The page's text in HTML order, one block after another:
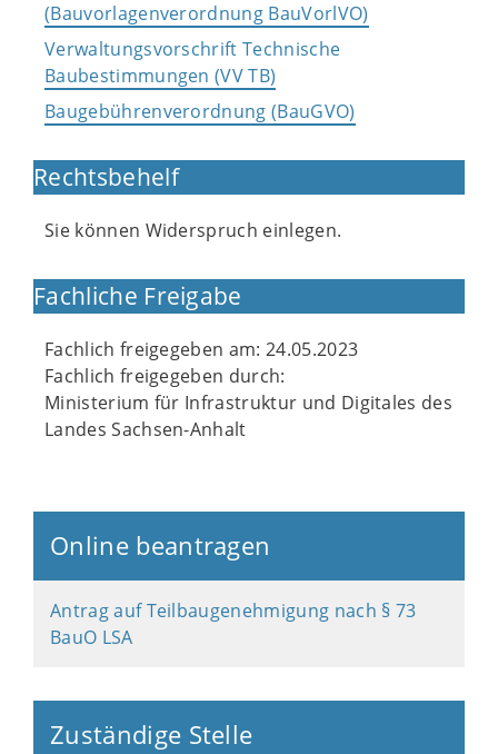
(Bauvorlagenverordnung BauVorlVO)
Verwaltungsvorschrift Technische
Baubestimmungen (VV TB)
Baugebührenverordnung (BauGVO)
Rechtsbehelf
Sie können Widerspruch einlegen.
Fachliche Freigabe
Fachlich freigegeben am: 24.05.2023
Fachlich freigegeben durch:
Ministerium für Infrastruktur und Digitales des
Landes Sachsen-Anhalt
Online beantragen
Antrag auf Teilbaugenehmigung nach § 73
BauO LSA
Zuständige Stelle